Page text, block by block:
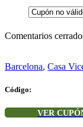
Comentarios
Barcelona, Casa
Código:
VER